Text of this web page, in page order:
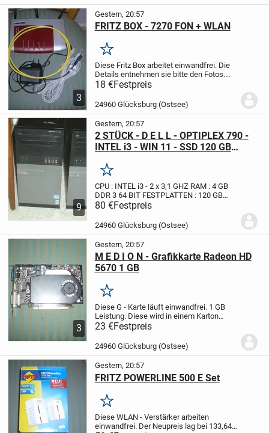
3
Gestern, 20:57
FRITZ BOX - 7270 FON + WLAN
Merken
Diese Fritz Box arbeitet einwandfrei.Die
Details entnehmen sie bitte den Fotos.
Bei Versendung erfolgt die Bezahlung nur
über Paypal/Freunde.
dann extra.Der Verkauf erfolgt unter...
18 €Festpreis
24960 Glücksburg (Ostsee)
9
Gestern, 20:57
2 STÜCK - D E L L - OPTIPLEX 790 -
INTEL i3 - WIN 11 - SSD 120 GB
Merken
CPU : INTEL i3 - 2 x 3,1 GHZRAM : 4 GB
DDR 364 BITFESTPLATTEN : 120 GB
SSD----------------------- 500 GB SATA für
Ein Displayport Adapter auf HDMI
ist bei beiden PC´s dabei....
80 €Festpreis
24960 Glücksburg (Ostsee)
3
Gestern, 20:57
M E D I O N - Grafikkarte Radeon HD
5670 1 GB
Merken
Diese G - Karte läuft einwandfrei.1 GB
Leistung. Diese wird in einem Karton
versendet der nicht der Karte entspricht.
Die Treiber - CD ist mit dabei.
Versendung wird nur mit
Paypal/Freunde...
23 €Festpreis
24960 Glücksburg (Ostsee)
Gestern, 20:57
FRITZ POWERLINE 500 E Set
Merken
Diese WLAN - Verstärker arbeiten
einwandfrei. Der Neupreis lag bei 133,64